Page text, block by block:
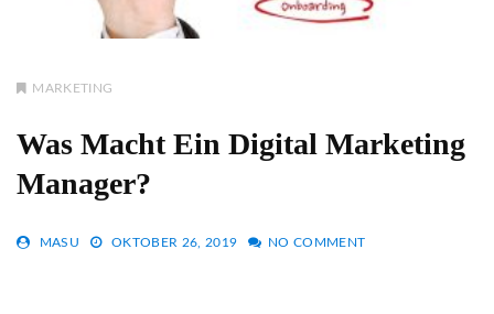
MARKETING
Was Macht Ein Digital Marketing
Manager?
MASU OKTOBER 26, 2019 NO COMMENT